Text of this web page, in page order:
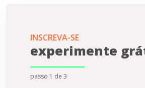
INSCREVA-SE
experimente
passo 1 de 3